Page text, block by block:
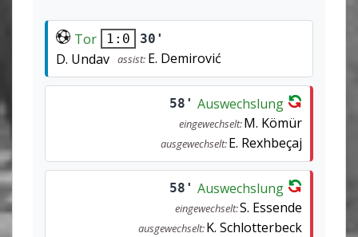
Tor 1:0 30'
D. Undav assist: E. Demirović
58' Auswechslung
eingewechselt:M. Kömür
ausgewechselt:E. Rexhbeçaj
58' Auswechslung
eingewechselt:S. Essende
ausgewechselt:K. Schlotterbeck